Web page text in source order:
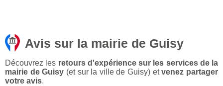
Avis sur la mairie de Guisy
Découvrez les retours d'expérience sur les services de la
mairie de Guisy (et sur la ville de Guisy) etvenez partager
votre avis.